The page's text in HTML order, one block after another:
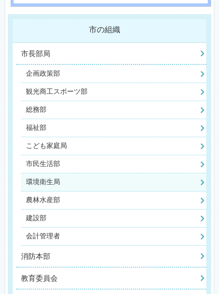
市の組織
市長部局
企画政策部
観光商工スポーツ部
総務部
福祉部
こども家庭局
市民生活部
環境衛生局
農林水産部
建設部
会計管理者
消防本部
教育委員会